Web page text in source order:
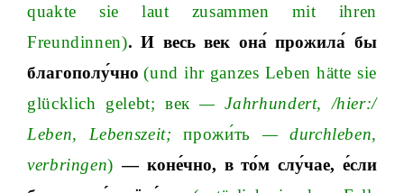
quakte
sie laut zusammen mit
ihren
Freundinnen). И весь век она́ прожила́ бы
благополу́чно(und ihr ganzes Leben hätte sie
glücklich gelebt; век — Jahrhundert,/hier:/
Leben, Lebenszeit; прожи́ть — durchleben,
verbringen) —коне́чно, в то́м слу́чае, е́сли